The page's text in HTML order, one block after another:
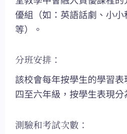
優組（如：英語話劇、小
等）。
分班安排：
該校會每年按學生的學習表
四至六年級，按學生表現分
測驗和考試次數：